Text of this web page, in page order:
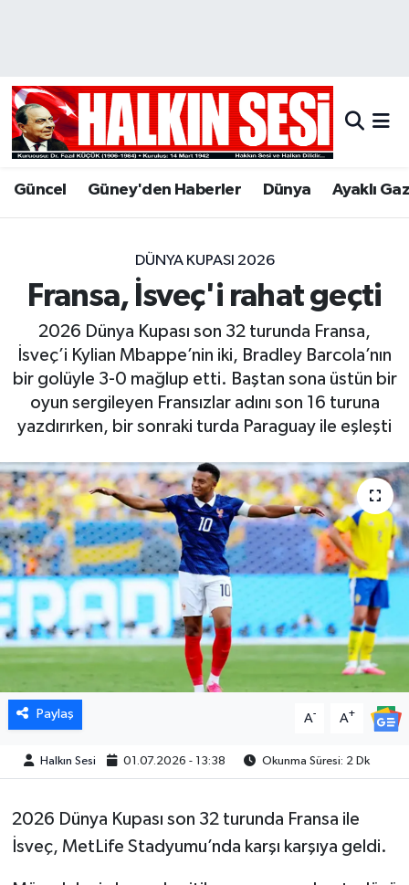
Güncel Güney'den Haberler Dünya Ayaklı
DÜNYA KUPASI 2026
Fransa, İsveç'i rahat geçti
2026 Dünya Kupası son 32 turunda Fransa,
İsveç’i Kylian Mbappe’nin iki, Bradley Barcola’nın
bir golüyle 3-0 mağlup etti. Baştan sona üstün bir
oyun sergileyen Fransızlar adını son 16 turuna
yazdırırken, bir sonraki turda Paraguay ile eşleşti
Paylaş A- A+
Halkın Sesi 01.07.2026 - 13:38 Okunma Süresi: 2 Dk
2026 Dünya Kupası son 32 turunda Fransa ile
İsveç, MetLife Stadyumu’nda karşı karşıya geldi.
Hava Durumu
Trafik Durumu
Tüm Manşetler
Son Dakika Haberleri
Haber Arşivi